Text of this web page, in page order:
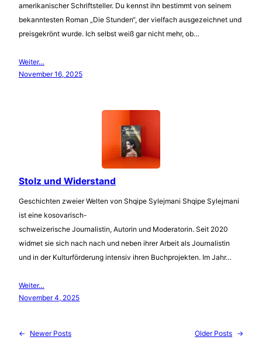
amerikanischer Schriftsteller. Du kennst ihn bestimmt von seinem
bekanntesten Roman „Die Stunden“, der vielfach ausgezeichnet und
preisgekrönt wurde. Ich selbst weiß gar nicht mehr, ob…
Weiter…
November 16, 2025
Stolz und Widerstand
Geschichten zweier Welten von Shqipe Sylejmani Shqipe Sylejmani
ist eine kosovarisch-
schweizerische Journalistin, Autorin und Moderatorin. Seit 2020
widmet sie sich nach nach und neben ihrer Arbeit als Journalistin
und in der Kulturförderung intensiv ihren Buchprojekten. Im Jahr…
Weiter…
November 4, 2025
← Newer Posts Older Posts →